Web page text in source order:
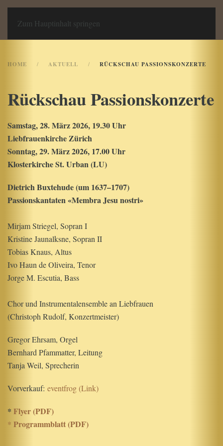
Zum Hauptinhalt springen
Chor an Liebfrauen
HOME AKTUELL RÜCKSCHAU PASSIONSKONZERTE
Rückschau Passionskonzerte
Samstag, 28. März 2026, 19.30 Uhr
Liebfrauenkirche Zürich
Sonntag, 29. März 2026, 17.00 Uhr
Klosterkirche St. Urban (LU)
Dietrich Buxtehude (um 1637–1707)
Passionskantaten «Membra Jesu nostri»
Mirjam Striegel, Sopran I
Kristine Jaunalksne, Sopran II
Tobias Knaus, Altus
Ivo Haun de Oliveira, Tenor
Jorge M. Escutia, Bass
Chor und Instrumentalensemble an Liebfrauen
(Christoph Rudolf, Konzertmeister)
Gregor Ehrsam, Orgel
Bernhard Pfammatter, Leitung
Tanja Weil, Sprecherin
Vorverkauf: eventfrog (Link)
* Flyer (PDF)
* Programmblatt (PDF)